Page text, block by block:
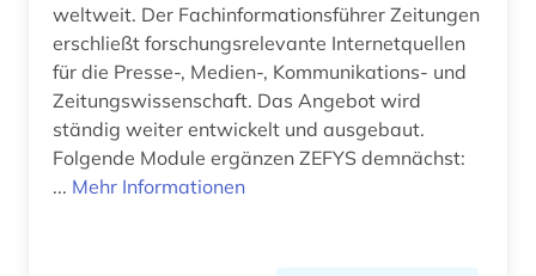
weltweit. Der Fachinformationsführer Zeitungen
erschließt forschungsrelevante Internetquellen
für die Presse-, Medien-, Kommunikations- und
Zeitungswissenschaft. Das Angebot wird
ständig weiter entwickelt und ausgebaut.
Folgende Module ergänzen ZEFYS demnächst:
... Mehr Informationen